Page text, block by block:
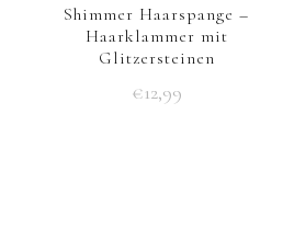
Shimmer Haarspange –
Haarklammer mit
Glitzersteinen
€12,99